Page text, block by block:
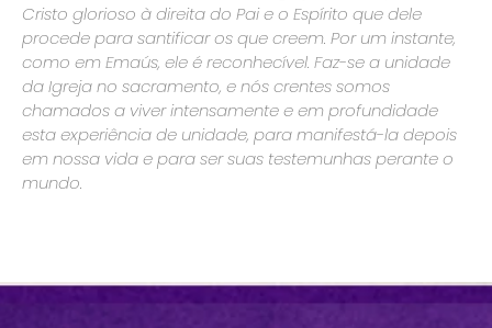
Cristo glorioso à direita do Pai e o Espírito que dele
procede para santificar os que creem. Por um instante,
como em Emaús, ele é reconhecível. Faz-se a unidade
da Igreja no sacramento, e nós crentes somos
chamados a viver intensamente e em profundidade
esta experiência de unidade, para manifestá-la depois
em nossa vida e para ser suas testemunhas perante o
mundo.